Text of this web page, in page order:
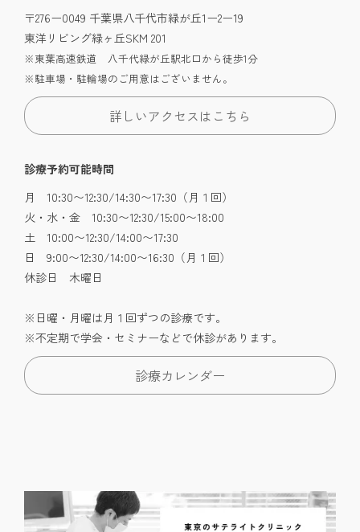
〒276ー0049 千葉県八千代市緑が丘1ー2ー19
東洋リビング緑ヶ丘SKM 201
※東葉高速鉄道 八千代緑が丘駅北口から徒歩1分
※駐車場・駐輪場のご用意はございません。
詳しいアクセスはこちら
診療予約可能時間
月 10:30〜12:30/14:30〜17:30（月１回）
火・水・金 10:30〜12:30/15:00〜18:00
土 10:00〜12:30/14:00〜17:30
日 9:00〜12:30/14:00〜16:30（月１回）
休診日 木曜日
※日曜・月曜は月１回ずつの診療です。
※不定期で学会・セミナーなどで休診があります。
診療カレンダー